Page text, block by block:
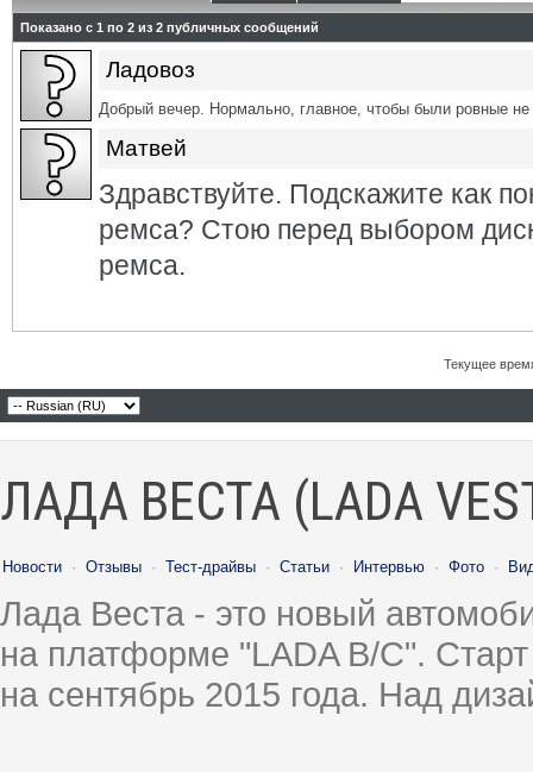
Показано с 1 по 2 из 2 публичных сообщений
Ладовоз
Добрый вечер. Нормально, главное, чтобы были ровные
Матвей
Здравствуйте. Подскажите как
ремса? Стою перед выбором
ремса.
Текущее
ЛАДА ВЕСТА (LADA
Новости · Отзывы · Тест-драйвы · Статьи · Интервью · Фото ·
Лада Веста - это новый
на платформе "LADA B/C".
на сентябрь 2015 года. Над